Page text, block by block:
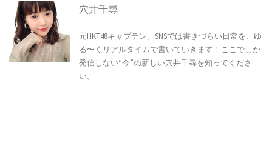
ビ
ゲ
ー
シ
穴井千尋
元HKT48キャプテン。SNSでは書きづらい日常を、ゆ
る〜くリアルタイムで書いていきます！ここでしか
発信しない“今”の新しい穴井千尋を知ってくださ
い。